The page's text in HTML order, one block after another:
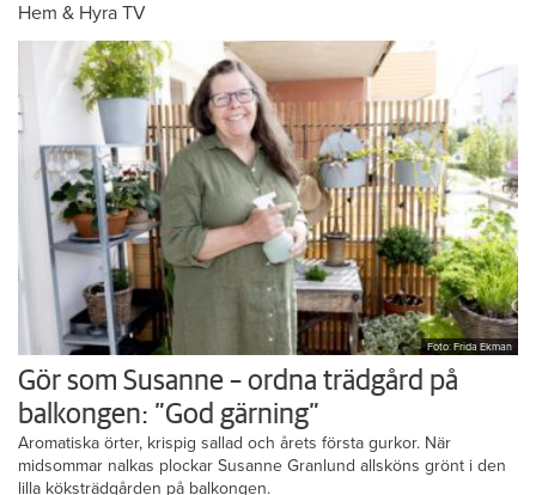
Hem & Hyra TV
Foto: Frida Ekman
Gör som Susanne – ordna trädgård på
balkongen: ”God gärning”
Aromatiska örter, krispig sallad och årets första gurkor. När
midsommar nalkas plockar Susanne Granlund allsköns grönt i den
lilla köksträdgården på balkongen.